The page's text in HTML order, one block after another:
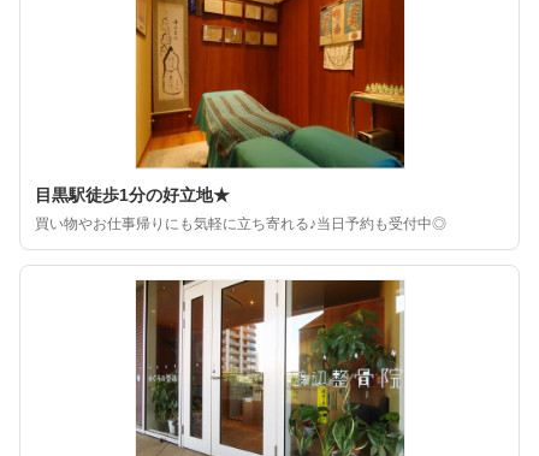
目黒駅徒歩1分の好立地★
買い物やお仕事帰りにも気軽に立ち寄れる♪当日予約も受付中◎